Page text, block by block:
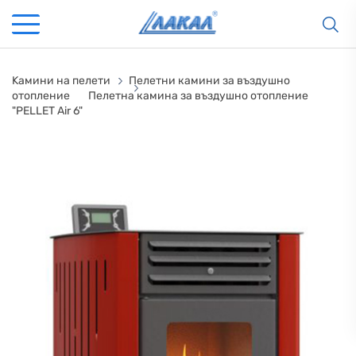
КАМИНИ
KАМИНИ
Kамини на пелети
Пелетни камини за въздушно
отопление
Пелетна камина за въздушно отопление
"PELLET Air 6"